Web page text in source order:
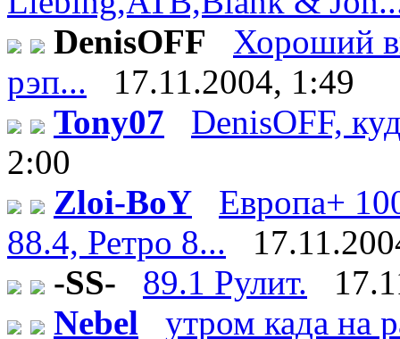
DenisOFF
Хороший
рэп...
17.11.2004, 1:49
Tony07
DenisOFF,
2:00
Zloi-BoY
Европа+
88.4, Ретро 8...
-SS-
89.1 Рулит.
Nebel
утром када на